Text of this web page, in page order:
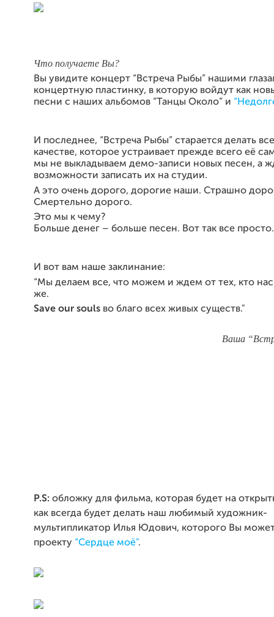
Что получаете Вы?
Вы увидите концерт “Встреча Рыбы” нашими
концертную пластинку, в которую войдут как
песни с наших альбомов “Танцы Около” и
И последнее, “Встреча Рыбы” старается делать
качестве, которое устраивает прежде всего её
мы не выкладываем демо-записи новых песен, а
возможности записать их на студии.
А это очень дорого, дорогие наши. Страшно
Смертельно дорого.
Это мы к чему?
Больше денег – больше песен. Вот так все просто.
И вот вам наше заклинание:
“Мы делаем все, что можем и ждем от тех, кто
же.
Save our souls во благо всех живых существ."
Ваша “Встреча
P.S: обложку для фильма, которая будет на
как всегда будет делать наш любимый художник-
мультипликатор Илья Юдович, которого Вы
проекту “Сердце моё".